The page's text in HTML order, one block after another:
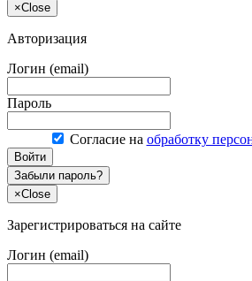
×Close
Авторизация
Логин (email)
Пароль
Согласие на обработку
Войти
Забыли пароль?
×Close
Зарегистрироваться на сайте
Логин (email)